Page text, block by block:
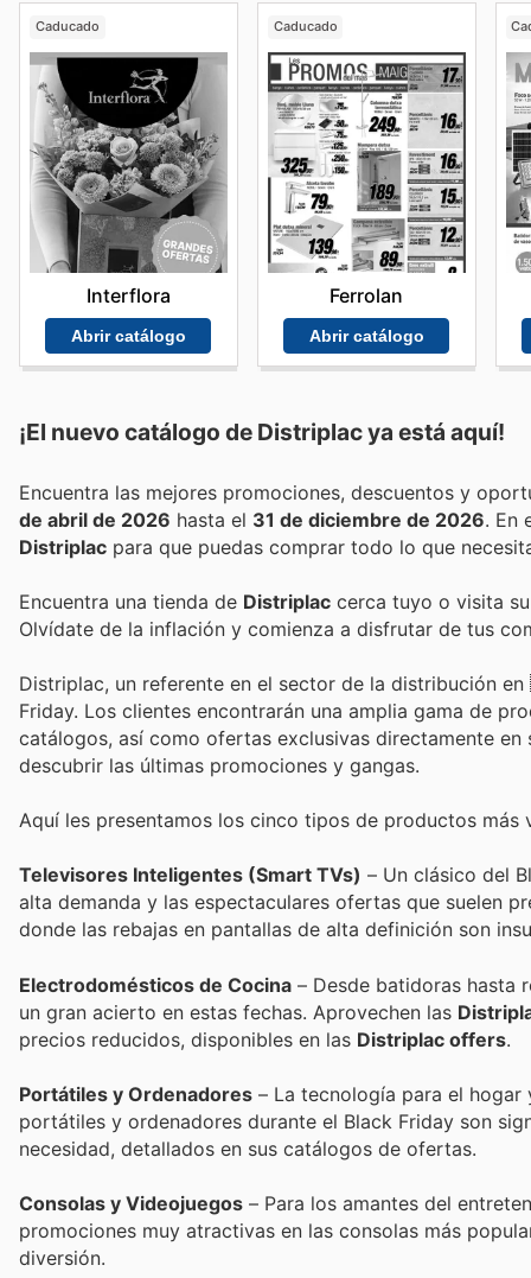
Caducado
Interflora
Abrir catálogo
Caducado
Ferrolan
Abrir catálogo
¡El nuevo catálogo de Distriplacya está aquí!
de abril de 2026 hasta el 31 de diciembre de 2026 .
Distriplac para que puedas comprar todo lo que
Encuentra una tienda de Distriplac cerca tuyo o visita
Olvídate de la inflación y comienza a disfrutar de tus
Distriplac, un referente en el sector de la distribución
Friday. Los clientes encontrarán una amplia gama de
catálogos, así como ofertas exclusivas directamente
descubrir las últimas promociones y gangas.
Aquí les presentamos los cinco tipos de productos
Televisores Inteligentes (Smart TVs) – Un clásico del
alta demanda y las espectaculares ofertas que suelen
donde las rebajas en pantallas de alta definición son
Electrodomésticos de Cocina – Desde batidoras hasta
un gran acierto en estas fechas. Aprovechen las
precios reducidos, disponibles en las Distriplac offers.
Portátiles y Ordenadores – La tecnología para el
portátiles y ordenadores durante el Black Friday son
necesidad, detallados en sus catálogos de ofertas.
Consolas y Videojuegos – Para los amantes del
promociones muy atractivas en las consolas más
diversión.